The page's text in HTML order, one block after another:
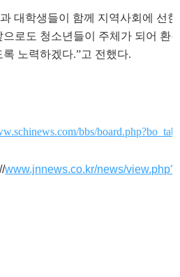
대학생들이 함께 지역사회에 선
으로도 청소년들이 주체가 되어 환
노력하겠다.”고 전했다.
bbs/
www.jnnews.co.kr/news/